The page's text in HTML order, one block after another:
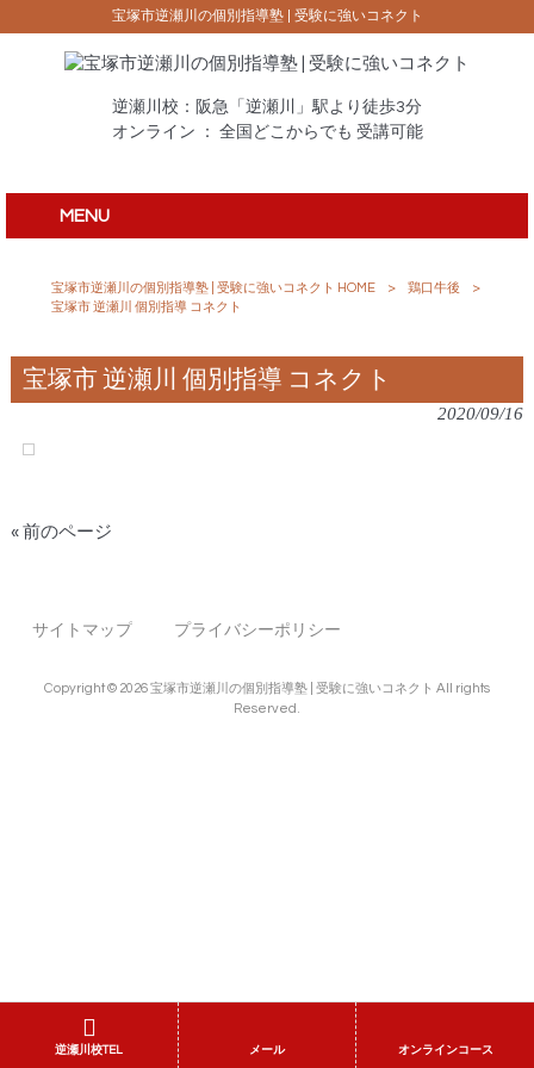
宝塚市逆瀬川の個別指導塾 | 受験に強いコネクト
逆瀬川校：阪急「逆瀬川」駅より徒歩3分
オンライン ： 全国どこからでも 受講可能
MENU
宝塚市逆瀬川の個別指導塾 | 受験に強いコネクト HOME > 鶏口牛後
>
宝塚市 逆瀬川 個別指導 コネクト
宝塚市 逆瀬川 個別指導 コネクト
2020/09/16
« 前のページ
サイトマップ プライバシーポリシー
Copyright © 2026 宝塚市逆瀬川の個別指導塾 | 受験に強いコネクト All rights
Reserved.
逆瀬川校TEL メール オンラインコース